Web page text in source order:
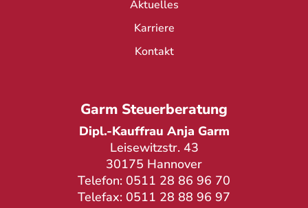
Aktuelles
Karriere
Kontakt
Garm Steuerberatung
Dipl.-Kauffrau Anja Garm
Leisewitzstr. 43
30175 Hannover
Telefon: 0511 28 86 96 70
Telefax: 0511 28 88 96 97